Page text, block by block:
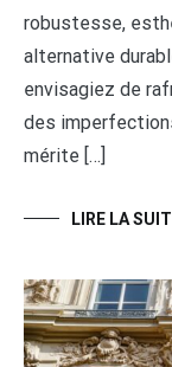
robustesse,
alternative
envisagiez de
des
mérite […]
LIRE LA